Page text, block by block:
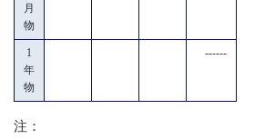
月
物
1
年
物
------
注：